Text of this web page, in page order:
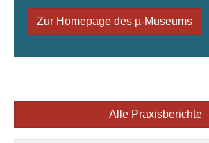
Zur Homepage des µ-Museums
Alle Praxisberichte